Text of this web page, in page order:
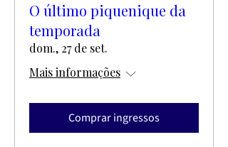
O último piquenique da
temporada
dom., 27 de set.
Mais informações
Comprar ingressos